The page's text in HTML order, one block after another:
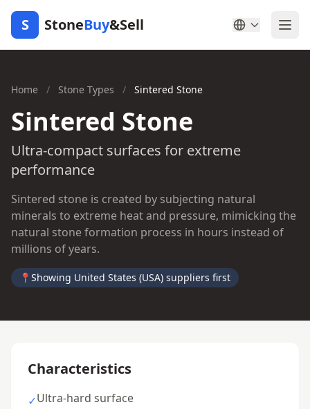
S StoneBuy&Sell
Home / Stone Types / Sintered Stone
Sintered Stone
Ultra-compact surfaces for extreme
performance
Sintered stone is created by subjecting natural
minerals to extreme heat and pressure, mimicking the
natural stone formation process in hours instead of
millions of years.
📍 Showing United States (USA) suppliers first
Characteristics
✓Ultra-hard surface